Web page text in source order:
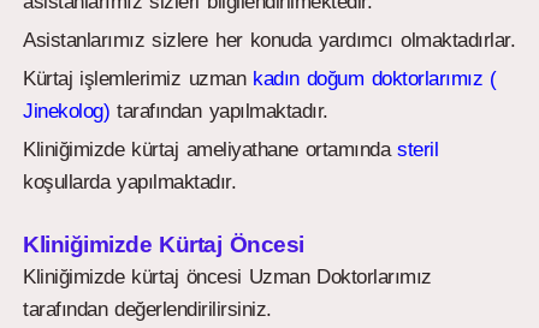
Asistanlarımız sizlere her konuda yardımcı olmaktadırlar.
Kürtaj işlemlerimiz uzman kadın doğum doktorlarımız (
Jinekolog) tarafından yapılmaktadır.
Kliniğimizde kürtaj ameliyathane ortamındasteril
koşullarda yapılmaktadır.
Kliniğimizde Kürtaj Öncesi
Kliniğimizde kürtaj öncesi Uzman Doktorlarımız
tarafından değerlendirilirsiniz.